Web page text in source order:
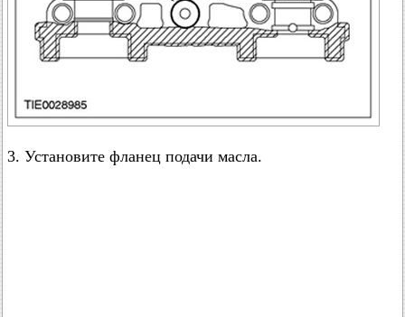
3. Установите фланец подачи масла.